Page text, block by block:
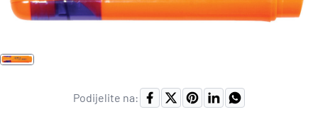
Podijelite na: